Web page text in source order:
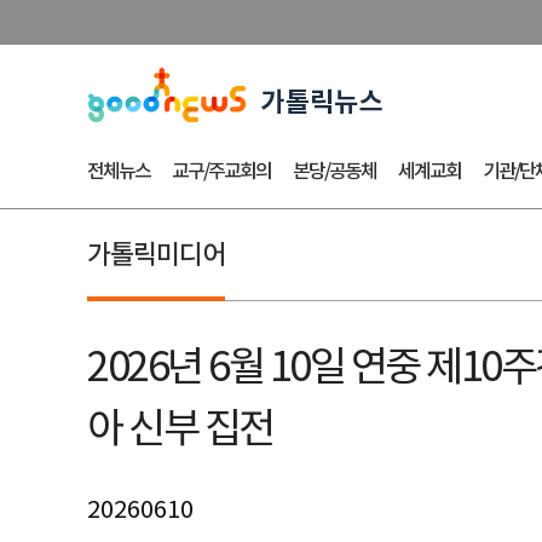
전체뉴스 교구/주교회의 본당/공동체 세계교회 기관/단
가톨릭미디어
2026년 6월 10일 연중 제10
아 신부 집전
20260610